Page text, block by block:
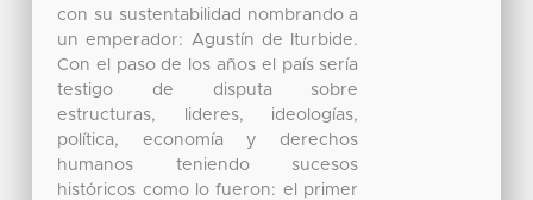
con su sustentabilidad nombrando a
un emperador: Agustín de Iturbide.
Con el paso de los años el país sería
testigo de disputa sobre
estructuras, lideres, ideologías,
política, economía y derechos
humanos teniendo sucesos
históricos como lo fueron: el primer